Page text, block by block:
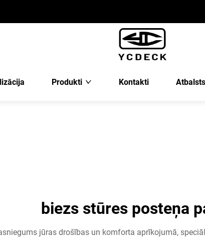
Produkti Kontakti Atbalsts
biezs stūres posteņa
jūras drošības un komforta aprīkojumā,